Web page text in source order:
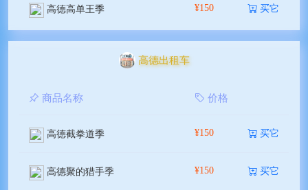
高德高单王季 ¥150 买它
高德出租车
商品名称 价格
高德截拳道季 ¥150 买它
高德聚的猎手季 ¥150 买它